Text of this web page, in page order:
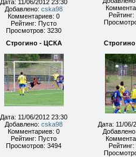
Дата: 11/06/2012 23:30
Добавлено: cska98
Комментариев: 0
Рейтинг: Пусто
Просмотров: 3230
Строгино - ЦСКА
Дата: 11/06/2012 23:30
Добавлено: cska98
Комментариев: 0
Рейтинг: Пусто
Просмотров: 3494
Дата: 11/06/